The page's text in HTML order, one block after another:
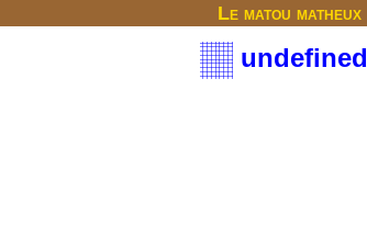
Le matou matheux
undefined